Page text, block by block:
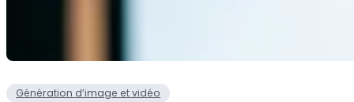
Génération d’image et vidéo